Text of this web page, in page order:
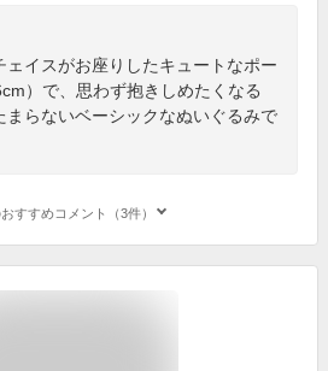
ェイスがお座りしたキュートなポー
）で、思わず抱きしめたくなる
まらないベーシックなぬいぐるみで
すすめコメント（3件）